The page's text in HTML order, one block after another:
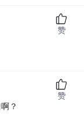
赞
？
赞